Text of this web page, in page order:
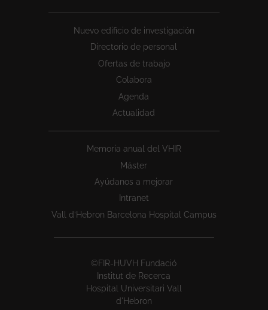
Nuevo edificio de investigación
Directorio de personal
Ofertas de trabajo
Colabora
Agenda
Actualidad
Memoria anual del VHIR
Máster
Ayúdanos a mejorar
Intranet
Vall d’Hebron Barcelona Hospital Campus
©FIR-HUVH Fundació
Institut de Recerca
Hospital Universitari Vall
d'Hebron